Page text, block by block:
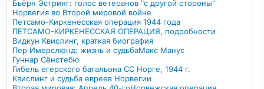
Бьёрн Эстринг: голос ветеранов "с другой стороны"
Норвегия во Второй мировой войне
Петсамо-Киркенесская операция 1944 года
ПЕТСАМО-КИРКЕНЕССКАЯ ОПЕРАЦИЯ, подробности
Видкун Квислинг, краткая биография
Пер Имерслюнд: жизнь и судьбаМакс Манус
Гуннар Сёнстебю
Гибель егерского батальона СС Норге, 1944 г.
Квислинг и судьба евреев Норвегии